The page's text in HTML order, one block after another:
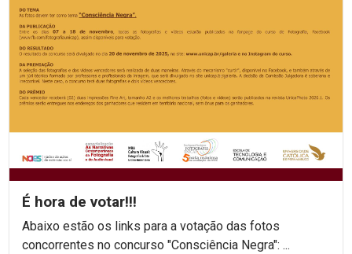
É hora de votar!!!
Abaixo estão os links para a votação das fotos
concorrentes no concurso "Consciência Negra": ...